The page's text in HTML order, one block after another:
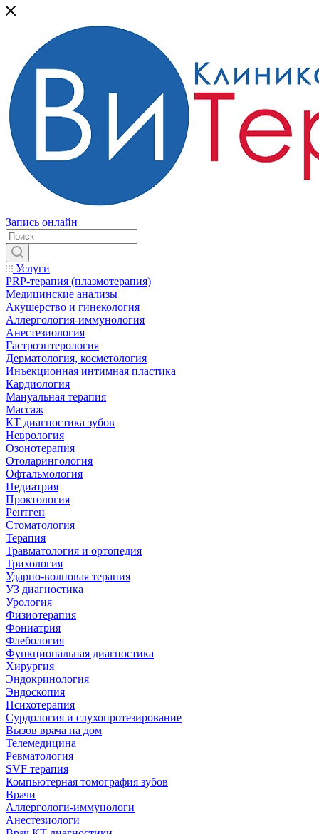
Запись онлайн
Услуги
PRP-терапия (плазмотерапия)
Медицинские анализы
Акушерство и гинекология
Аллергология-иммунология
Анестезиология
Гастроэнтерология
Дерматология, косметология
Инъекционная интимная пластика
Кардиология
Мануальная терапия
Массаж
КТ диагностика зубов
Неврология
Озонотерапия
Отоларингология
Офтальмология
Педиатрия
Проктология
Рентген
Стоматология
Терапия
Травматология и ортопедия
Трихология
Ударно-волновая терапия
УЗ диагностика
Урология
Физиотерапия
Фониатрия
Флебология
Функциональная диагностика
Хирургия
Эндокринология
Эндоскопия
Психотерапия
Сурдология и слухопротезирование
Вызов врача на дом
Телемедицина
Ревматология
SVF терапия
Компьютерная томография зубов
Врачи
Аллергологи-иммунологи
Анестезиологи